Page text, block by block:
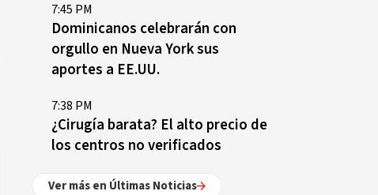
7:45 PM
Dominicanos celebrarán con
orgullo en Nueva York sus
aportes a EE.UU.
7:38 PM
¿Cirugía barata? El alto precio de
los centros no verificados
Ver más en Últimas Noticias